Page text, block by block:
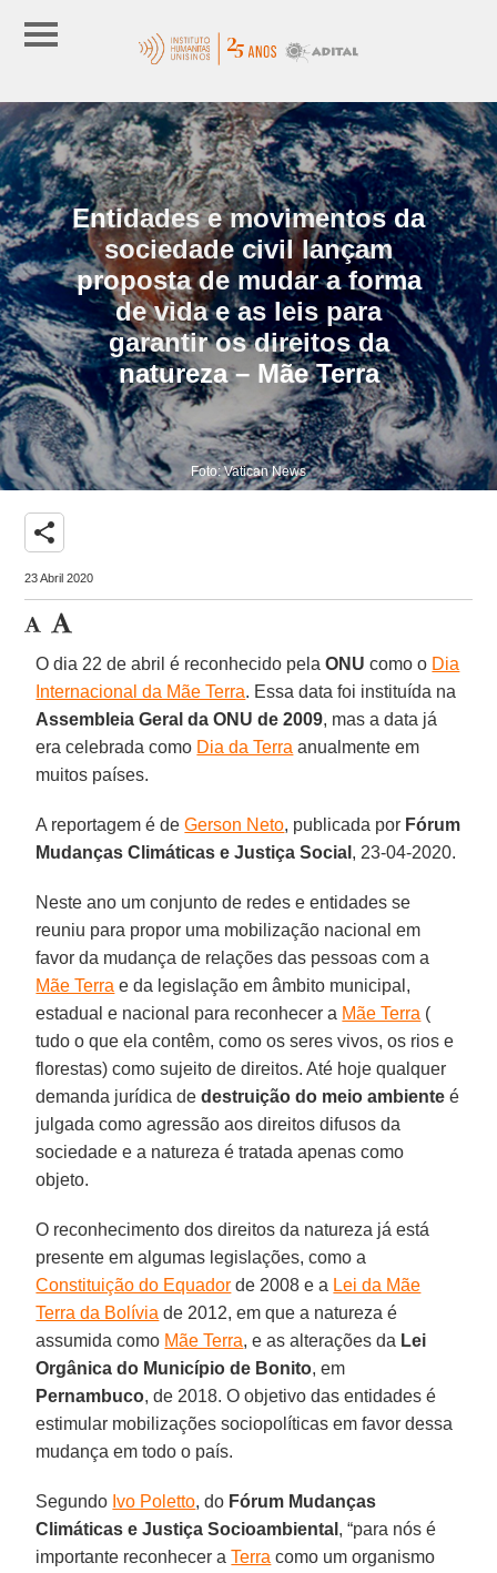
Entidades e movimentos da
sociedade civil lançam
proposta de mudar a forma
de vida e as leis para
garantir os direitos da
natureza – Mãe Terra
Foto: Vatican News
share
23 Abril 2020
O dia 22 de abril é reconhecido pelaONU como o Dia
Internacional da Mãe Terra. Essa data foi instituída na
Assembleia Geral da ONU de 2009, mas a data já
era celebrada como Dia da Terra anualmente em
muitos países.
A reportagem é deGerson Neto, publicada por Fórum
Mudanças Climáticas e Justiça Social , 23-04-2020.
Neste ano um conjunto de redes e entidades se
reuniu para propor uma mobilização nacional em
favor da mudança de relações das pessoas com a
Mãe Terra e da legislação em âmbito municipal,
estadual e nacional para reconhecer a Mãe Terra (
tudo o que ela contêm, como os seres vivos, os rios e
florestas) como sujeito de direitos. Até hoje qualquer
demanda jurídica dedestruição do meio ambiente é
julgada como agressão aos direitos difusos da
sociedade e a natureza é tratada apenas como
objeto.
O reconhecimento dos direitos da natureza já está
presente em algumas legislações, como a
Constituição do Equador de 2008 e a Lei da Mãe
Terra da Bolívia de 2012, em que a natureza é
assumida como Mãe Terra, e as alterações da Lei
Orgânica do Município de Bonito, em
Pernambuco, de 2018. O objetivo das entidades é
estimular mobilizações sociopolíticas em favor dessa
mudança em todo o país.
Segundo Ivo Poletto, do Fórum Mudanças
Climáticas e Justiça Socioambiental , “para nós é
importante reconhecer aTerra como um organismo